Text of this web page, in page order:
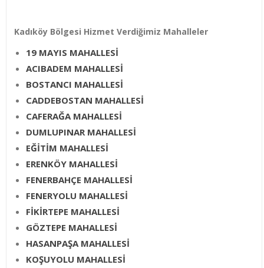
Kadıköy Bölgesi Hizmet Verdiğimiz Mahalleler
19 MAYIS MAHALLESİ
ACIBADEM MAHALLESİ
BOSTANCI MAHALLESİ
CADDEBOSTAN MAHALLESİ
CAFERAĞA MAHALLESİ
DUMLUPINAR MAHALLESİ
EĞİTİM MAHALLESİ
ERENKÖY MAHALLESİ
FENERBAHÇE MAHALLESİ
FENERYOLU MAHALLESİ
FİKİRTEPE MAHALLESİ
GÖZTEPE MAHALLESİ
HASANPAŞA MAHALLESİ
KOŞUYOLU MAHALLESİ